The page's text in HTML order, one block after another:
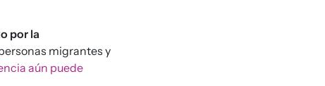
por la
migrantes y
aún puede